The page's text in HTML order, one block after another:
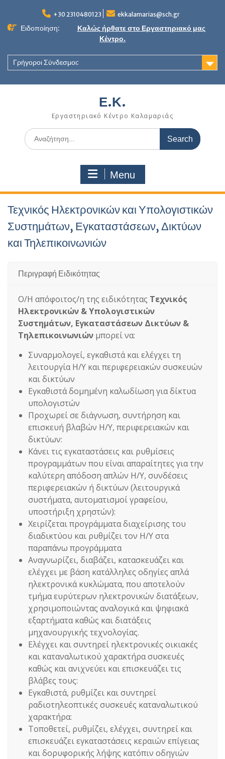
content
+30 2310480123 ekkalamarias@sch.gr
Ειδοποίηση:
Καλώς ήρθατε στο Εργαστηριακό μας
Κέντρο.
Γρήγοροι Σύνδεσμοι:
Ε.Κ.
Εργαστηριακό Κέντρο Καλαμαριάς
Search
for:
Menu
Τεχνικός Ηλεκτρονικών και Υπολογιστικών
Συστημάτων, Εγκαταστάσεων, Δικτύων
και Τηλεπικοινωνιών
Περιγραφή Ειδικότητας
Ο/Η απόφοιτος/η της ειδικότητας Τεχνικός
Ηλεκτρονικών & Υπολογιστικών
Συστημάτων, Εγκαταστάσεων Δικτύων &
Τηλεπικοινωνιών μπορεί να:
Συναρμολογεί, εγκαθιστά και ελέγχει τη
λειτουργία Η/Υ και περιφερειακών συσκευών
και δικτύων
Εγκαθιστά δομημένη καλωδίωση για δίκτυα
υπολογιστών
Προχωρεί σε διάγνωση, συντήρηση και
επισκευή βλαβών Η/Υ, περιφερειακών και
δικτύων:
Κάνει τις εγκαταστάσεις και ρυθμίσεις
προγραμμάτων που είναι απαραίτητες για την
καλύτερη απόδοση απλών Η/Υ, συνδέσεις
περιφερειακών ή δικτύων (λειτουργικά
συστήματα, αυτοματισμοί γραφείου,
υποστήριξη χρηστών):
Χειρίζεται προγράμματα διαχείρισης του
διαδικτύου και ρυθμίζει τον Η/Υ στα
παραπάνω προγράμματα
Αναγνωρίζει, διαβάζει, κατασκευάζει και
ελέγχει με βάση κατάλληλες οδηγίες απλά
ηλεκτρονικά κυκλώματα, που αποτελούν
τμήμα ευρύτερων ηλεκτρονικών διατάξεων,
χρησιμοποιώντας αναλογικά και ψηφιακά
εξαρτήματα καθώς και διατάξεις
μηχανουργικής τεχνολογίας.
Ελέγχει και συντηρεί ηλεκτρονικές οικιακές
και καταναλωτικού χαρακτήρα συσκευές
καθώς και ανιχνεύει και επισκευάζει τις
βλάβες τους:
Εγκαθιστά, ρυθμίζει και συντηρεί
ραδιοτηλεοπτικές συσκευές καταναλωτικού
χαρακτήρα:
Τοποθετεί, ρυθμίζει, ελέγχει, συντηρεί και
επισκευάζει εγκαταστάσεις κεραιών επίγειας
και δορυφορικής λήψης κατόπιν οδηγιών